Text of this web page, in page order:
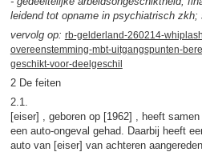
leidend tot opname in psychiatrisch zkh;
vervolg op: rb-gelderland-260214-
overeenstemming-mbt-uitgangspunten-
geschikt-voor-deelgeschil
2 De feiten
2.1.
[eiser] , geboren op [1962] , heeft
een auto-ongeval gehad. Daarbij heeft
auto van [eiser] van achteren